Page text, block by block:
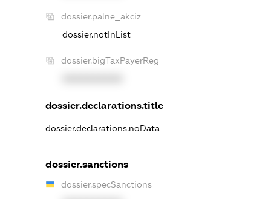
dossier.palne_akciz
dossier.notInList
dossier.bigTaxPayerReg
dossier.declarations.title
dossier.declarations.noData
dossier.sanctions
dossier.specSanctions